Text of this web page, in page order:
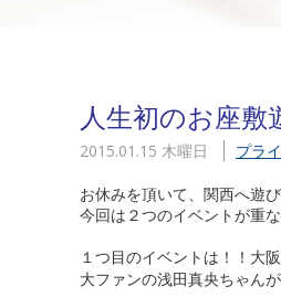
人生初のお座敷
2015.01.15 木曜日 プラ
お休みを頂いて、関西へ遊
今回は２つのイベントが重
１つ目のイベントは！！大
大ファンの浅田真央ちゃん